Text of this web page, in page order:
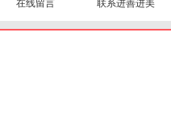
在线留言 联系进善进美